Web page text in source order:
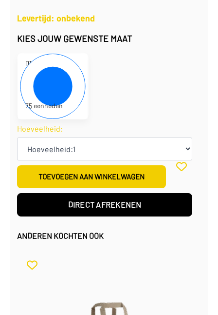
Levertijd: onbekend
KIES JOUW GEWENSTE MAAT
D130234
54 x 14 x 44,5 + 6 cm
1,98 per eenheid
148,23 per doos
75 eenheden
Hoeveelheid:
TOEVOEGEN AAN WINKELWAGEN
DIRECT AFREKENEN
ANDEREN KOCHTEN OOK